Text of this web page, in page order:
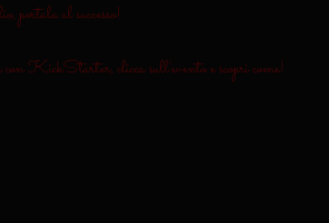
portala al successo!
con KickStarter, clicca sull'evento e scopri come!